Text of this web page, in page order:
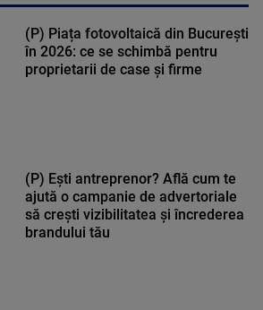
(P) Piața fotovoltaică din București
în 2026: ce se schimbă pentru
proprietarii de case și firme
(P) Ești antreprenor? Află cum te
ajută o campanie de advertoriale
să crești vizibilitatea și încrederea
brandului tău